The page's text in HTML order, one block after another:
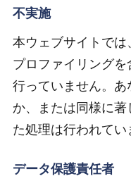
不実施
本ウェブサイトでは
プロファイリング
行っていません。
か、または同様に
た処理は行われてい
データ保護責任者